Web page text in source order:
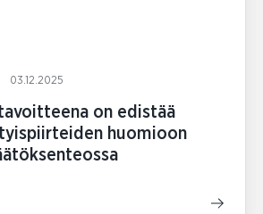
03.12.2025
on edistää
huomioon